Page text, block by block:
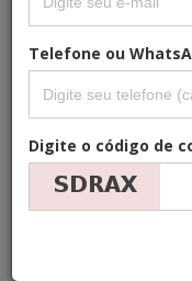
PAIVA 212M²
Telefone ou
Digite o código de